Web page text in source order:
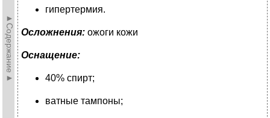
►Содержание►
гипертермия.
Осложнения: ожоги кожи
Оснащение:
40% спирт;
ватные тампоны;